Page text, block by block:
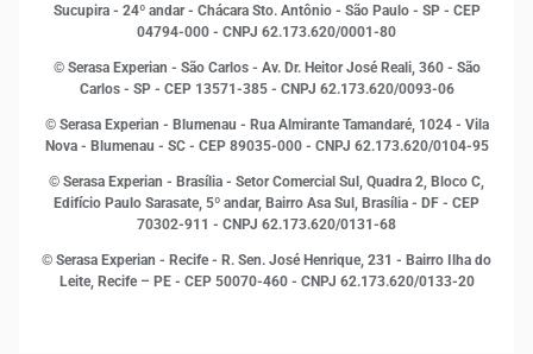
Leis e impostos
Marketing
Open Finance
Proteção de Dados
Sustentabilidade Corporativa
Sucupira - 24º andar - Chácara Sto. Antônio - São Paulo - SP - CEP
04794-000 - CNPJ 62.173.620/0001-80
© Serasa Experian - São Carlos - Av. Dr. Heitor José Reali, 360 - São
Carlos - SP - CEP 13571-385 - CNPJ 62.173.620/0093-06
© Serasa Experian - Blumenau - Rua Almirante Tamandaré, 1024 - Vila
Nova - Blumenau - SC - CEP 89035-000 - CNPJ 62.173.620/0104-95
© Serasa Experian - Brasília - Setor Comercial Sul, Quadra 2, Bloco C,
Edifício Paulo Sarasate, 5º andar, Bairro Asa Sul, Brasília - DF - CEP
70302-911 - CNPJ 62.173.620/0131-68
© Serasa Experian - Recife - R. Sen. José Henrique, 231 - Bairro Ilha do
Leite, Recife – PE - CEP 50070-460 - CNPJ 62.173.620/0133-20